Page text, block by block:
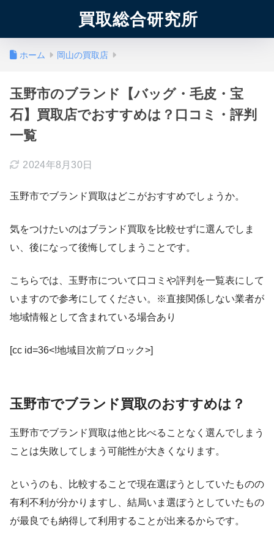
買取総合研究所
ホーム 岡山の買取店
玉野市のブランド【バッグ・毛皮・宝
石】買取店でおすすめは？口コミ・評判
一覧
2024年8月30日
玉野市でブランド買取はどこがおすすめでしょうか。
気をつけたいのはブランド買取を比較せずに選んでしま
い、後になって後悔してしまうことです。
こちらでは、玉野市について口コミや評判を一覧表にして
いますので参考にしてください。※直接関係しない業者が
地域情報として含まれている場合あり
[cc id=36<!地域目次前ブロック>]
玉野市でブランド買取のおすすめは？
玉野市でブランド買取は他と比べることなく選んでしまう
ことは失敗してしまう可能性が大きくなります。
というのも、比較することで現在選ぼうとしていたものの
有利不利が分かりますし、結局いま選ぼうとしていたもの
が最良でも納得して利用することが出来るからです。